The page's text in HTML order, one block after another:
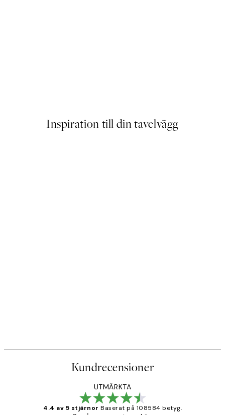
Inspiration till din tavelvägg
Kundrecensioner
UTMÄRKTA
4.4 av 5 stjärnor Baserat på 108584 betyg.